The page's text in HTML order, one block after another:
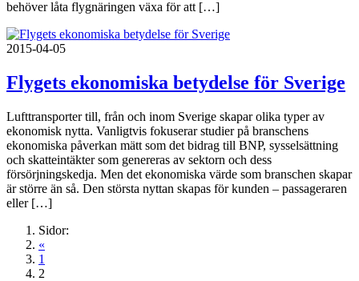
behöver låta flygnäringen växa för att […]
2015-04-05
Flygets ekonomiska betydelse för Sverige
Lufttransporter till, från och inom Sverige skapar olika typer av
ekonomisk nytta. Vanligtvis fokuserar studier på branschens
ekonomiska påverkan mätt som det bidrag till BNP, sysselsättning
och skatteintäkter som genereras av sektorn och dess
försörjningskedja. Men det ekonomiska värde som branschen skapar
är större än så. Den största nyttan skapas för kunden – passageraren
eller […]
Sidor:
«
1
2